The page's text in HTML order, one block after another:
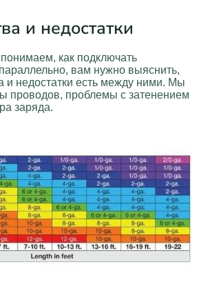
и недостатки
как подключать
вам нужно выяснить,
и недостатки есть между ними. Мы
проводов, проблемы с затенением
заряда.